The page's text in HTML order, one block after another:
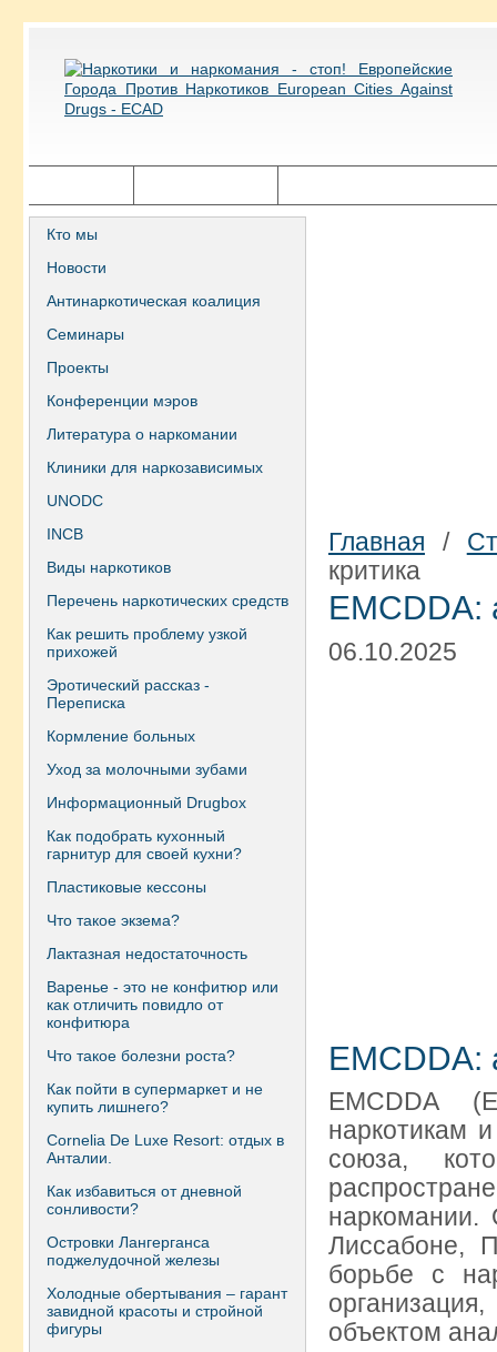
Кто мы
Новости
Антинаркотическая коалиция
Семинары
Проекты
Конференции мэров
Литература о наркомании
Клиники для наркозависимых
UNODC
INCB
Виды наркотиков
Перечень наркотических средств
Как решить проблему узкой
прихожей
Эротический рассказ -
Переписка
Кормление больных
Уход за молочными зубами
Информационный Drugbox
Как подобрать кухонный
гарнитур для своей кухни?
Пластиковые кессоны
Что такое экзема?
Лактазная недостаточность
Варенье - это не конфитюр или
как отличить повидло от
конфитюра
Что такое болезни роста?
Как пойти в супермаркет и не
купить лишнего?
Сornelia De Luxe Resort: отдых в
Анталии.
Как избавиться от дневной
сонливости?
Островки Лангерганса
поджелудочной железы
Холодные обертывания – гарант
завидной красоты и стройной
фигуры
Главная /
критика
EMCDDA:
06.10.2025
EMCDDA:
EMCDDA
наркотикам
союза,
наркомании.
Лиссабоне,
борьбе с
объектом